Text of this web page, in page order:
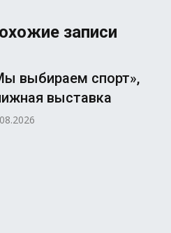
записи
выбираем спорт»,
выставка